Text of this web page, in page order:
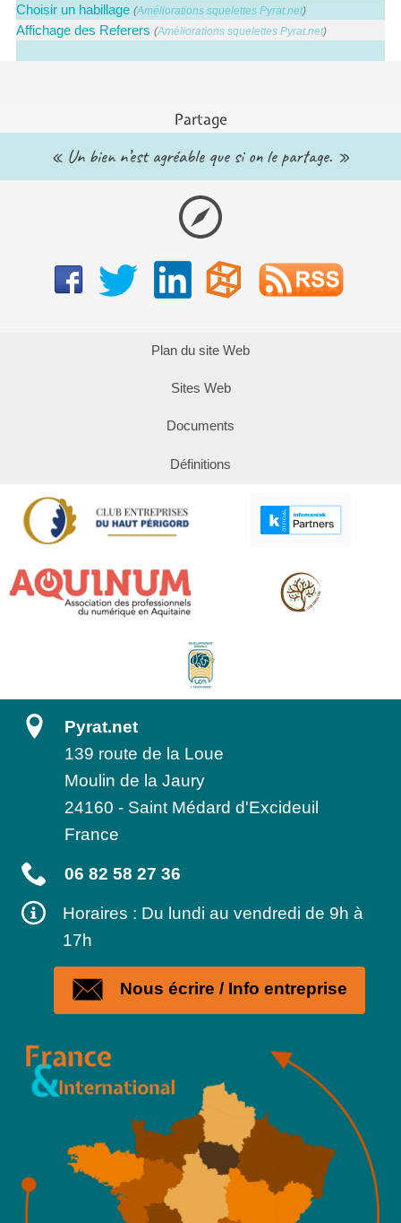
Choisir un habillage (Améliorations squelettes Pyrat.net)
Affichage des Referers (Améliorations squelettes Pyrat.net)
Partage
« Un bien n’est agréable que si on le partage. »
Plan du site Web
Sites Web
Documents
Définitions
Pyrat.net
139 route de la Loue
Moulin de la Jaury
24160 - Saint Médard d'Excideuil
France
06 82 58 27 36
Horaires : Du lundi au vendredi de 9h à
17h
Nous écrire / Info entreprise